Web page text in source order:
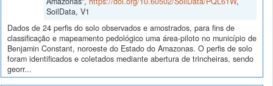
SoilData, V1
Dados de 24 perfis do solo observados e amostrados, para fins de
classificação e mapeamento pedológico uma área-piloto no município de
Benjamin Constant, noroeste do Estado do Amazonas. O perfis de solo
foram identificados e coletados mediante abertura de trincheiras, sendo
georr...